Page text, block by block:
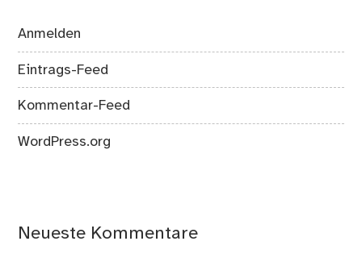
Anmelden
Eintrags-Feed
Kommentar-Feed
WordPress.org
Neueste Kommentare